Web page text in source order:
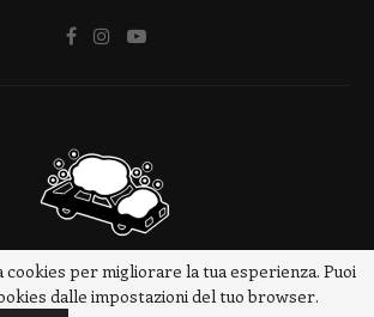
@2018 - www.meteotrip.it
cookies per migliorare la tua esperienza. Puoi
dalle impostazioni del tuo browser.